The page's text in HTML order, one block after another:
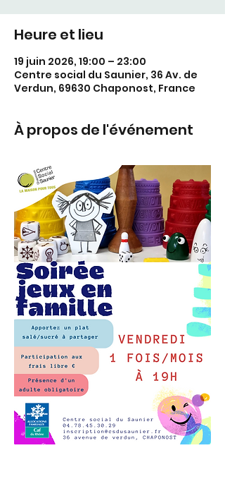
Heure et lieu
19 juin 2026, 19:00 – 23:00
Centre social du Saunier, 36 Av. de
Verdun, 69630 Chaponost, France
À propos de l'événement